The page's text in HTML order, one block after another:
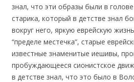
знал, что эти образы были в
старика, который в детстве знал
вокруг него, яркую еврейскую
“пределе местечка”, старые
известные знаменитые иешивы,
пробуждающееся сионистское
в детстве знал, что это было в